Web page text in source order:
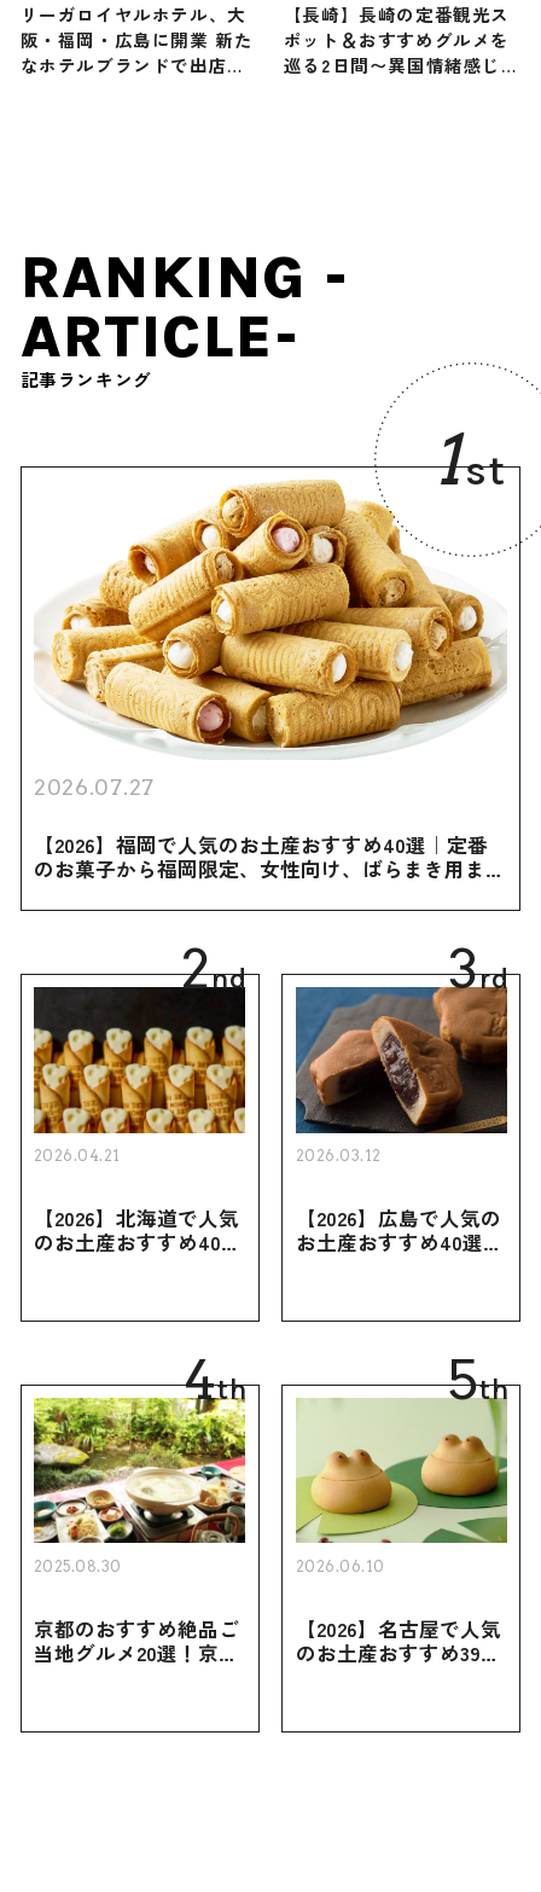
リーガロイヤルホテル、大
阪・福岡・広島に開業 新た
なホテルブランドで出店も
【長崎】長崎の定番観光ス
ポット＆おすすめグルメを
巡る2日間〜異国情緒感じる
RANKING -
ARTICLE-
記事ランキング
1st
2026.07.27
【2026】福岡で人気のお土産おすすめ40選｜定番
のお菓子から福岡限定、女性向け、ばらまき用まで
2nd
2026.04.21
【2026】北海道で人気
のお土産おすすめ40選
買えない限定品、女性
3rd
2026.03.12
【2026】広島で人気の
お土産おすすめ40選｜
き用、女性向けまで幅
4th
2025.08.30
京都のおすすめ絶品ご
当地グルメ20選！京都
5th
2026.06.10
【2026】名古屋で人気
のお土産おすすめ39選
お土産・ばらまき用ま